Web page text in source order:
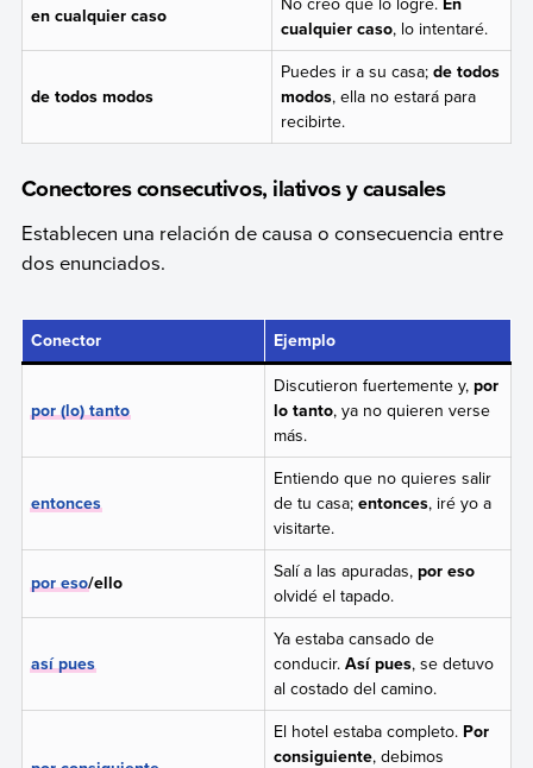
en cualquier caso
cualquier caso, lo intentaré.
de todos modos
Puedes ir a su casa; de todos
modos, ella no estará para
recibirte.
Conectores consecutivos, ilativos y causales
Establecen una relación de causa o consecuencia entre
dos enunciados.
Conector Ejemplo
por (lo) tanto
Discutieron fuertemente y, por
lo tanto, ya no quieren verse
más.
entonces
Entiendo que no quieres salir
de tu casa; entonces, iré yo a
visitarte.
por eso/ello Salí a las apuradas, por eso
olvidé el tapado.
así pues
Ya estaba cansado de
conducir. Así pues, se detuvo
al costado del camino.
El hotel estaba completo. Por
consiguiente, debimos